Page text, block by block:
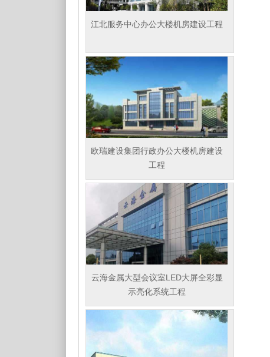
江北服务中心办公大楼机房建设工程
欧瑞建设集团行政办公大楼机房建设
工程
云海金属大型会议室LED大屏全彩显
示亮化系统工程